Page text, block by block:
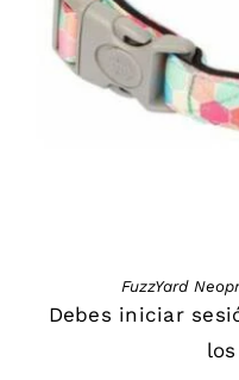
FuzzYard
Debes iniciar